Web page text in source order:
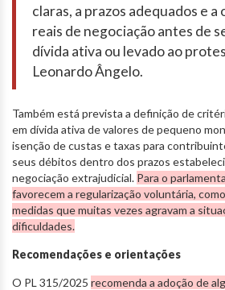
claras, a prazos adequados e
reais de negociação antes de
dívida ativa ou levado ao
Leonardo Ângelo.
Também está prevista a definição de
em dívida ativa de valores de pequeno
isenção de custas e taxas para
seus débitos dentro dos prazos
negociação extrajudicial. Para o
favorecem a regularização voluntária,
medidas que muitas vezes agravam a
dificuldades.
Recomendações e orientações
O PL 315/2025 recomenda a adoção de